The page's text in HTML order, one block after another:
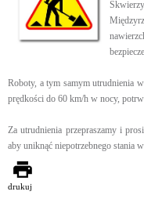
Roboty, a tym samym utrudnienia
prędkości do 60 km/h w nocy,
Za utrudnienia przepraszamy i
aby uniknąć niepotrzebnego stania
drukuj